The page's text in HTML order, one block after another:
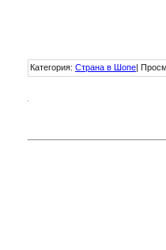
Категория: Страна в Шопе|